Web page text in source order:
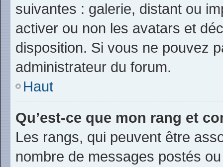
suivantes : galerie, distant ou
activer ou non les avatars et
disposition. Si vous ne pouvez
administrateur du forum.
Haut
Qu’est-ce que mon rang et
Les rangs, qui peuvent être
nombre de messages postés